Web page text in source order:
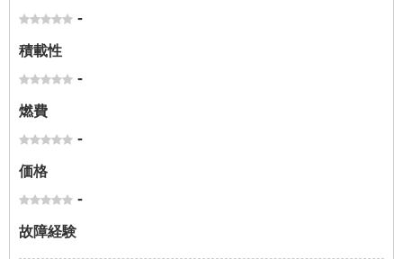
-
積載性
-
燃費
-
価格
-
故障経験